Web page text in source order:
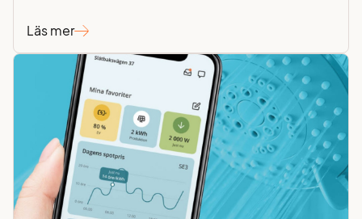
Yvonne Borg berättar om projektet och deras
fundera på att installera solceller för sju-åtta år
sedan, av både ekonomiska och miljömässiga
Läs mer